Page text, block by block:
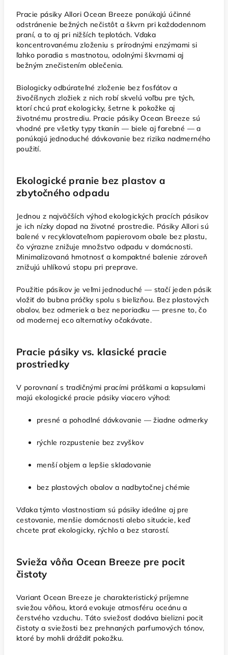
Pracie pásiky Allori Ocean Breeze ponúkajú účinné
odstránenie bežných nečistôt a škvrn pri každodennom
praní, a to aj pri nižších teplotách. Vďaka
koncentrovanému zloženiu s prírodnými enzýmami si
ľahko poradia s mastnotou, odolnými škvrnami aj
bežným znečistením oblečenia.
Biologicky odbúrateľné zloženie bez fosfátov a
živočíšnych zložiek z nich robí skvelú voľbu pre tých,
ktorí chcú prať ekologicky, šetrne k pokožke aj
životnému prostrediu. Pracie pásiky Ocean Breeze sú
vhodné pre všetky typy tkanín — biele aj farebné — a
ponúkajú jednoduché dávkovanie bez rizika nadmerného
použití.
Ekologické pranie bez plastov a
zbytočného odpadu
Jednou z najväčších výhod ekologických pracích pásikov
je ich nízky dopad na životné prostredie. Pásiky Allori sú
balené v recyklovateľnom papierovom obale bez plastu,
čo výrazne znižuje množstvo odpadu v domácnosti.
Minimalizovaná hmotnosť a kompaktné balenie zároveň
znižujú uhlíkovú stopu pri preprave.
Použitie pásikov je veľmi jednoduché — stačí jeden pásik
vložiť do bubna práčky spolu s bielizňou. Bez plastových
obalov, bez odmeriek a bez neporiadku — presne to, čo
od modernej eco alternatívy očakávate.
Pracie pásiky vs. klasické pracie
prostriedky
V porovnaní s tradičnými pracími práškami a kapsulami
majú ekologické pracie pásiky viacero výhod:
presné a pohodlné dávkovanie — žiadne odmerky
rýchle rozpustenie bez zvyškov
menší objem a lepšie skladovanie
bez plastových obalov a nadbytočnej chémie
Vďaka týmto vlastnostiam sú pásiky ideálne aj pre
cestovanie, menšie domácnosti alebo situácie, keď
chcete prať ekologicky, rýchlo a bez starostí.
Svieža vôňa Ocean Breeze pre pocit
čistoty
Variant Ocean Breeze je charakteristický príjemne
sviežou vôňou, ktorá evokuje atmosféru oceánu a
čerstvého vzduchu. Táto sviežosť dodáva bielizni pocit
čistoty a sviežosti bez prehnaných parfumových tónov,
ktoré by mohli dráždiť pokožku.